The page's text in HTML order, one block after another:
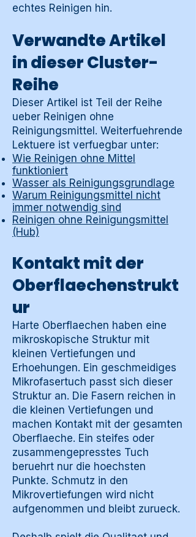
echtes Reinigen hin.
Verwandte Artikel
in dieser Cluster-
Reihe
Dieser Artikel ist Teil der Reihe
ueber Reinigen ohne
Reinigungsmittel. Weiterfuehrende
Lektuere ist verfuegbar unter:
Wie Reinigen ohne Mittel
funktioniert
Wasser als Reinigungsgrundlage
Warum Reinigungsmittel nicht
immer notwendig sind
Reinigen ohne Reinigungsmittel
(Hub)
Kontakt mit der
Oberflaechenstrukt
ur
Harte Oberflaechen haben eine
mikroskopische Struktur mit
kleinen Vertiefungen und
Erhoehungen. Ein geschmeidiges
Mikrofasertuch passt sich dieser
Struktur an. Die Fasern reichen in
die kleinen Vertiefungen und
machen Kontakt mit der gesamten
Oberflaeche. Ein steifes oder
zusammengepresstes Tuch
beruehrt nur die hoechsten
Punkte. Schmutz in den
Mikrovertiefungen wird nicht
aufgenommen und bleibt zurueck.